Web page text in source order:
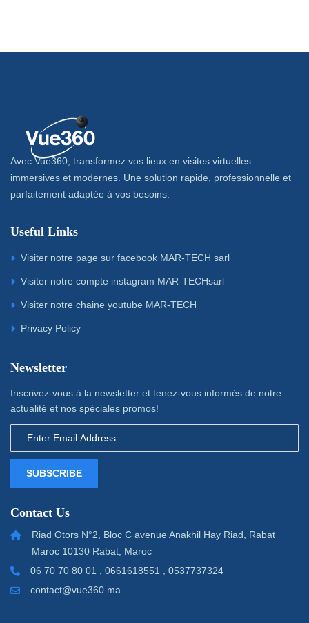
Avec Vue360, transformez vos lieux en visites virtuelles
immersives et modernes. Une solution rapide, professionnelle et
parfaitement adaptée à vos besoins.
Useful Links
Visiter notre page sur facebook MAR-TECH sarl
Visiter notre compte instagram MAR-TECHsarl
Visiter notre chaine youtube MAR-TECH
Privacy Policy
Newsletter
Inscrivez-vous à la newsletter et tenez-vous informés de notre
actualité et nos spéciales promos!
SUBSCRIBE
Contact Us
Riad Otors N°2, Bloc C avenue Anakhil Hay Riad, Rabat
Maroc 10130 Rabat, Maroc
06 70 70 80 01 , 0661618551 , 0537737324
contact@vue360.ma